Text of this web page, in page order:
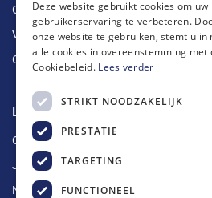
Ontstoppingen
Vetputten
Ontkalking
Longin Service
Over ons
Jobs
Nieuws
Deze website gebruikt cookies om uw
gebruikerservaring te verbeteren.
onze website te gebruiken, stemt u in
alle cookies in overeenstemming met
Cookiebeleid. Lees verder
STRIKT NOODZAKELIJK
PRESTATIE
TARGETING
FUNCTIONEEL